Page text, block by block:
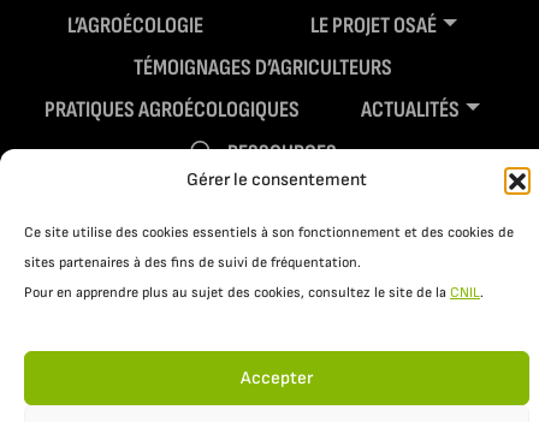
Gérer le consentement
Ce site utilise des cookies essentiels à son fonctionnement et des cookies de
sites partenaires à des fins de suivi de fréquentation.
Pour en apprendre plus au sujet des cookies, consultez le site de la CNIL.
Accepter
L’AGROÉCOLOGIE
LE PROJET OSAÉ
TÉMOIGNAGES D’AGRICULTEURS
PRATIQUES AGROÉCOLOGIQUES
ACTUALITÉS
RESSOURCES
Mentions légales Politique de confidentialité